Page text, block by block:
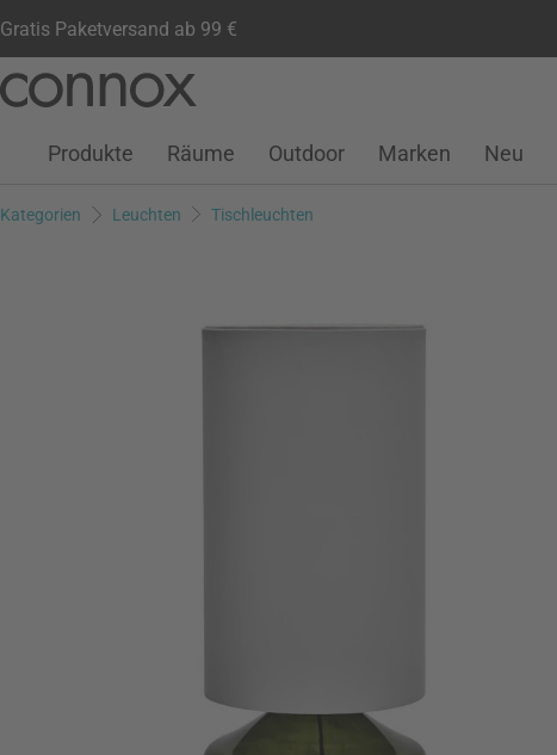
Gratis Paketversand ab 99 €
Seiteninhalt
Suchfeld
Kundenkonto
Wunschliste
Warenkorb
Produkte Räume Outdoor Marken Neu
Kategorien Leuchten Tischleuchten